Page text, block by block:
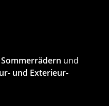
Sommerrädern und
und Exterieur-